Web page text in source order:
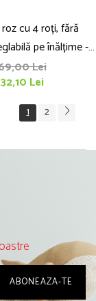
cu 4 roți, fără
pe înălțime -
QuadieLei
Lei
1 2